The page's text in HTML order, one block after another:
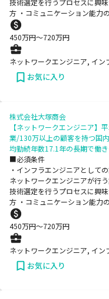
方 ・コミュニケーション能
450万円〜720万円
ネットワークエンジニア, イン
お気に入り
株式会社大塚商会
【ネットワークエンジニア】
業/130万以上の顧客を持つ国
均勤続年数17.1年の長期で働
■必須条件
・インフラエンジニアとして
ネットワークエンジニアが行
技術選定を行うプロセスに興
方 ・コミュニケーション能
450万円〜720万円
ネットワークエンジニア, イン
お気に入り